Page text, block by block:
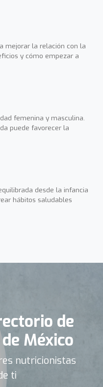
mejorar la relación con la
y cómo empezar a
femenina y masculina.
puede favorecer la
desde la infancia
hábitos saludables
de
México
nutricionistas
ti